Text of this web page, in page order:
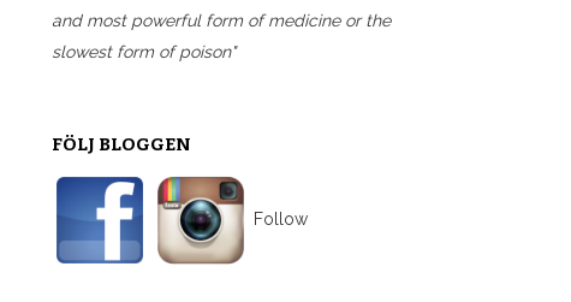
and most powerful form of medicine or the
slowest form of poison"
FÖLJ BLOGGEN
Follow